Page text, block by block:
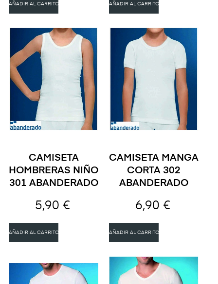
AÑADIR AL CARRITO AÑADIR AL CARRITO
CAMISETA
HOMBRERAS NIÑO
301 ABANDERADO
5,90 €
AÑADIR AL CARRITO
CAMISETA MANGA
CORTA 302
ABANDERADO
6,90 €
AÑADIR AL CARRITO